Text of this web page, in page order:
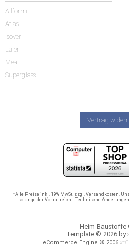
Allform
Atlas
Isover
Laier
Mea
Superglass
Vertrag
*Alle Preise inkl. 19% MwSt. zzgl. Versandkosten.
solange der Vorrat reicht. Technische
Heim-Baustoffe
Template © 2026 by
eCommerce Engine © 2006